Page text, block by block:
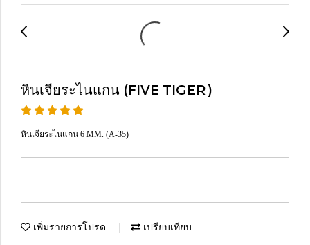
หินเจียระไนแกน (FIVE TIGER)
หินเจียระไนแกน 6 MM. (A-35)
เพิ่มรายการโปรด เปรียบเทียบ